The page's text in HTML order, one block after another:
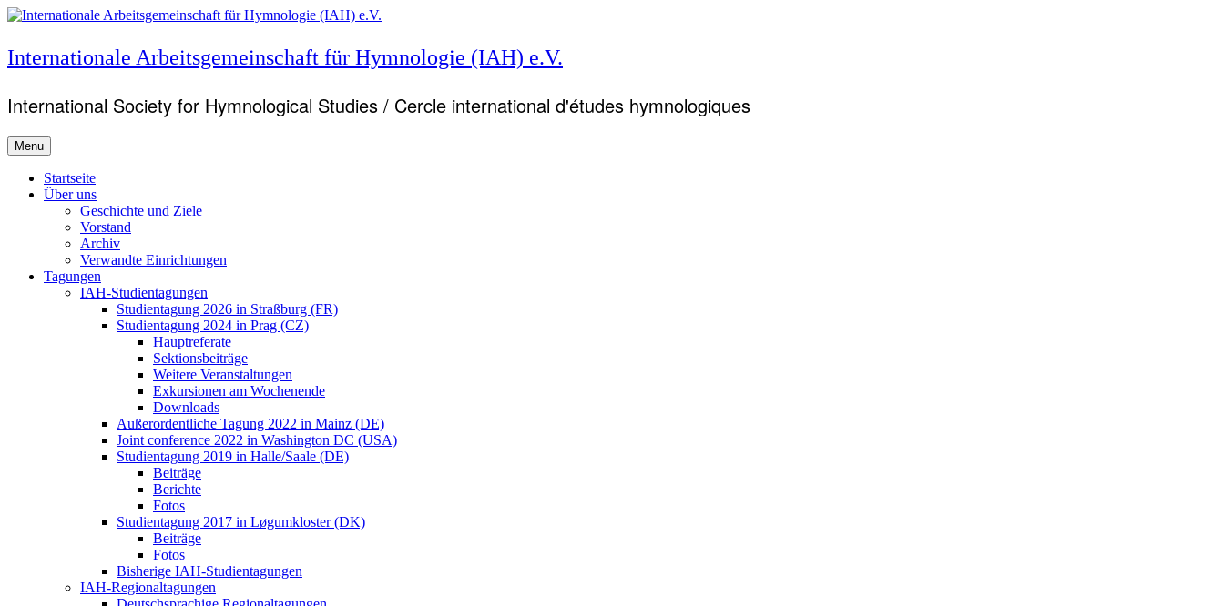
Skip
content
Internationale Arbeitsgemeinschaft für Hymnologie (IAH) e.V.
International Society for Hymnological Studies / Cercle international d'études hymnologiques
Menu
Primary
menu
Startseite
Über uns
Geschichte und Ziele
Vorstand
Archiv
Verwandte Einrichtungen
Tagungen
IAH-Studientagungen
Studientagung 2026 in Straßburg (FR)
Studientagung 2024 in Prag (CZ)
Hauptreferate
Sektionsbeiträge
Weitere Veranstaltungen
Exkursionen am Wochenende
Downloads
Außerordentliche Tagung 2022 in Mainz (DE)
Joint conference 2022 in Washington DC (USA)
Studientagung 2019 in Halle/Saale (DE)
Beiträge
Berichte
Fotos
Studientagung 2017 in Løgumkloster (DK)
Beiträge
Fotos
Bisherige IAH-Studientagungen
IAH-Regionaltagungen